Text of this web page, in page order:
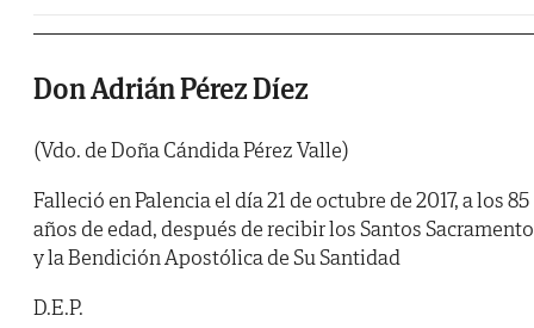
Don Adrián Pérez Díez
(Vdo. de Doña Cándida Pérez Valle)
Falleció en Palencia el día 21 de octubre de 2017, a los 85
años de edad, después de recibir los Santos
y la Bendición Apostólica de Su Santidad
D.E.P.